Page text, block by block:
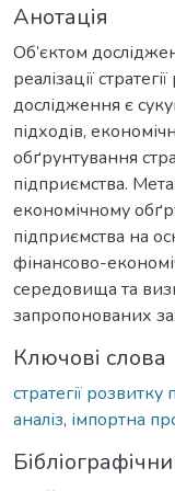
Анотація
Об’єктом
реалізації
дослідження є
підходів,
обґрунтування
підприємства.
економічному
підприємства на
фінансово-
середовища та
запропонованих
Ключові слова
стратегії розвитку
аналіз, імпортна